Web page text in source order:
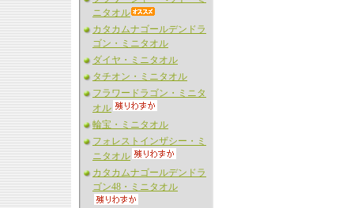
ニタオル
カタカムナゴールデンドラ
ゴン・ミニタオル
ダイヤ・ミニタオル
タチオン・ミニタオル
フラワードラゴン・ミニタ
オル
輪宝・ミニタオル
フォレストインザシー・ミ
ニタオル
カタカムナゴールデンドラ
ゴン48・ミニタオル